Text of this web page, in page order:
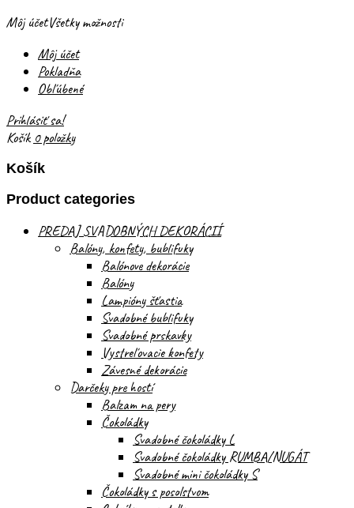
Môj účetVšetky možnosti
Môj účet
Pokladňa
Obľúbené
Prihlásiť sa!
Košík 0 položky
Košík
Product categories
PREDAJ SVADOBNÝCH DEKORÁCIÍ
Balóny, konfety, bublifuky
Balónove dekorácie
Balóny
Lampióny šťastia
Svadobné bublifuky
Svadobné prskavky
Vystreľovacie konfety
Závesné dekorácie
Darčeky pre hostí
Balzam na pery
Čokoládky
Svadobné čokoládky L
Svadobné čokoládky RUMBA/NUGÁT
Svadobné mini čokoládky S
Čokoládky s posolstvom